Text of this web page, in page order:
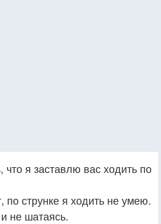
я заставлю вас ходить по
струнке я ходить не умею.
не шатаясь.